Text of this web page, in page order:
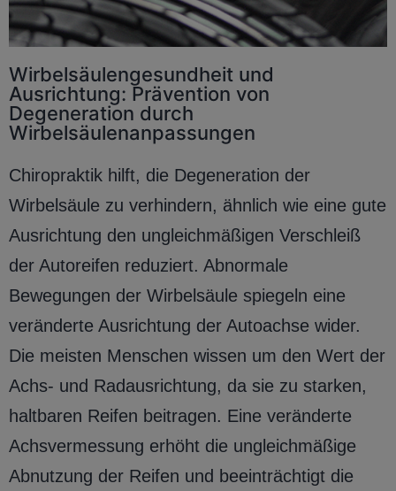
Wirbelsäulengesundheit und
Ausrichtung: Prävention von
Degeneration durch
Wirbelsäulenanpassungen
Chiropraktik hilft, die Degeneration der
Wirbelsäule zu verhindern, ähnlich wie eine gute
Ausrichtung den ungleichmäßigen Verschleiß
der Autoreifen reduziert. Abnormale
Bewegungen der Wirbelsäule spiegeln eine
veränderte Ausrichtung der Autoachse wider.
Die meisten Menschen wissen um den Wert der
Achs- und Radausrichtung, da sie zu starken,
haltbaren Reifen beitragen. Eine veränderte
Achsvermessung erhöht die ungleichmäßige
Abnutzung der Reifen und beeinträchtigt die